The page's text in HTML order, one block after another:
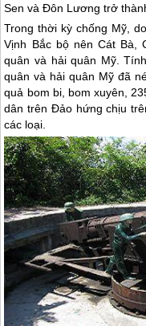
Sen và Đôn Lương trở
Trong thời kỳ chống Mỹ,
Vịnh Bắc bộ nên Cát Bà,
quân và hải quân Mỹ.
quân và hải quân Mỹ đã
quả bom bi, bom xuyên,
dân trên Đảo hứng chịu
các loại.